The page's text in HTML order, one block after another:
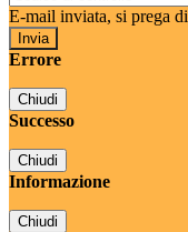
E-mail inviata, si prega
Errore
Chiudi
Successo
Chiudi
Informazione
Chiudi